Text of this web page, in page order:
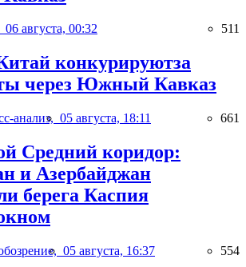
06 августа, 00:32 511
конкурируютза
через Южный Кавказ
анализ, 05 августа, 18:11 661
Средний коридор:
и Азербайджан
берега Каспия
05 августа, 16:37 554